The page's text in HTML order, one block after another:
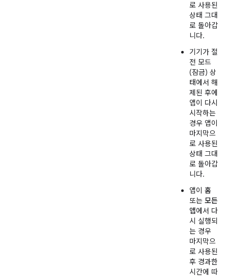
로 사용된
상태 그대
로 돌아갑
니다.
기기가 절
전 모드
(잠금) 상
태에서 해
제된 후에
앱이 다시
시작하는
경우 앱이
마지막으
로 사용된
상태 그대
로 돌아갑
니다.
앱이 홈
또는 모든
앱에서 다
시 실행되
는 경우
마지막으
로 사용된
후 경과한
시간에 따